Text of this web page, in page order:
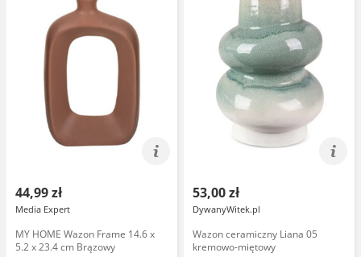
44,99 zł
Media Expert
MY HOME Wazon Frame 14.6 x
5.2 x 23.4 cm Brązowy
53,00 zł
DywanyWitek.pl
Wazon ceramiczny Liana 05
kremowo-miętowy